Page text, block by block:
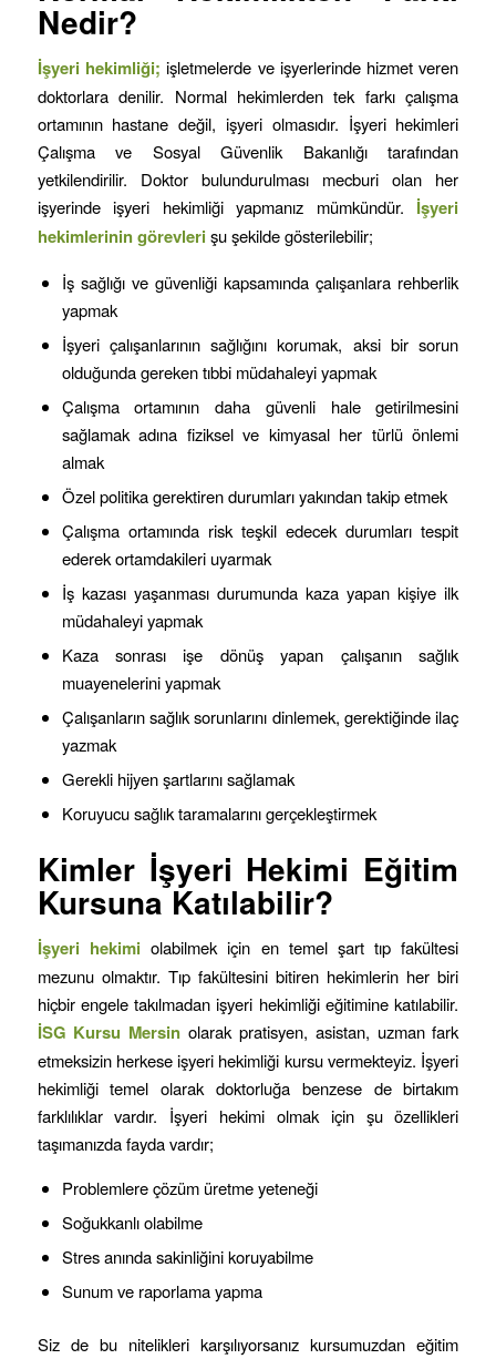
Nedir?
İşyeri hekimliği; işletmelerde ve işyerlerinde hizmet veren
doktorlara denilir. Normal hekimlerden tek farkı çalışma
ortamının hastane değil, işyeri olmasıdır. İşyeri hekimleri
Çalışma ve Sosyal Güvenlik Bakanlığı tarafından
yetkilendirilir. Doktor bulundurulması mecburi olan her
işyerinde işyeri hekimliği yapmanız mümkündür. İşyeri
hekimlerinin görevleri şu şekilde gösterilebilir;
İş sağlığı ve güvenliği kapsamında çalışanlara rehberlik
yapmak
İşyeri çalışanlarının sağlığını korumak, aksi bir sorun
olduğunda gereken tıbbi müdahaleyi yapmak
Çalışma ortamının daha güvenli hale getirilmesini
sağlamak adına fiziksel ve kimyasal her türlü önlemi
almak
Özel politika gerektiren durumları yakından takip etmek
Çalışma ortamında risk teşkil edecek durumları tespit
ederek ortamdakileri uyarmak
İş kazası yaşanması durumunda kaza yapan kişiye ilk
müdahaleyi yapmak
Kaza sonrası işe dönüş yapan çalışanın sağlık
muayenelerini yapmak
Çalışanların sağlık sorunlarını dinlemek, gerektiğinde ilaç
yazmak
Gerekli hijyen şartlarını sağlamak
Koruyucu sağlık taramalarını gerçekleştirmek
Kimler İşyeri Hekimi Eğitim
Kursuna Katılabilir?
İşyeri hekimi olabilmek için en temel şart tıp fakültesi
mezunu olmaktır. Tıp fakültesini bitiren hekimlerin her biri
hiçbir engele takılmadan işyeri hekimliği eğitimine katılabilir.
İSG Kursu Mersin olarak pratisyen, asistan, uzman fark
etmeksizin herkese işyeri hekimliği kursu vermekteyiz. İşyeri
hekimliği temel olarak doktorluğa benzese de birtakım
farklılıklar vardır. İşyeri hekimi olmak için şu özellikleri
taşımanızda fayda vardır;
Problemlere çözüm üretme yeteneği
Soğukkanlı olabilme
Stres anında sakinliğini koruyabilme
Sunum ve raporlama yapma
Siz de bu nitelikleri karşılıyorsanız kursumuzdan eğitim